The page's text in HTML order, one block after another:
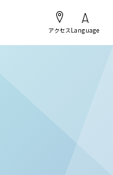
アクセスLanguage